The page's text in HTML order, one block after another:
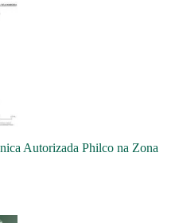
Autorizada Philco na Zona